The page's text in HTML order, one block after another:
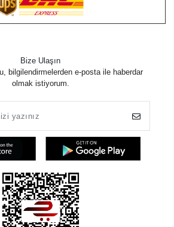
Bize Ulaşın
bilgilendirmelerden e-posta ile haberdar
olmak istiyorum.